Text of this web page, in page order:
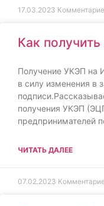
17.03.2023
Как
Получение УКЭП на
в силу изменения в
получения УКЭП
предпринимателей
ЧИТАТЬ ДАЛЕЕ
07.02.2023